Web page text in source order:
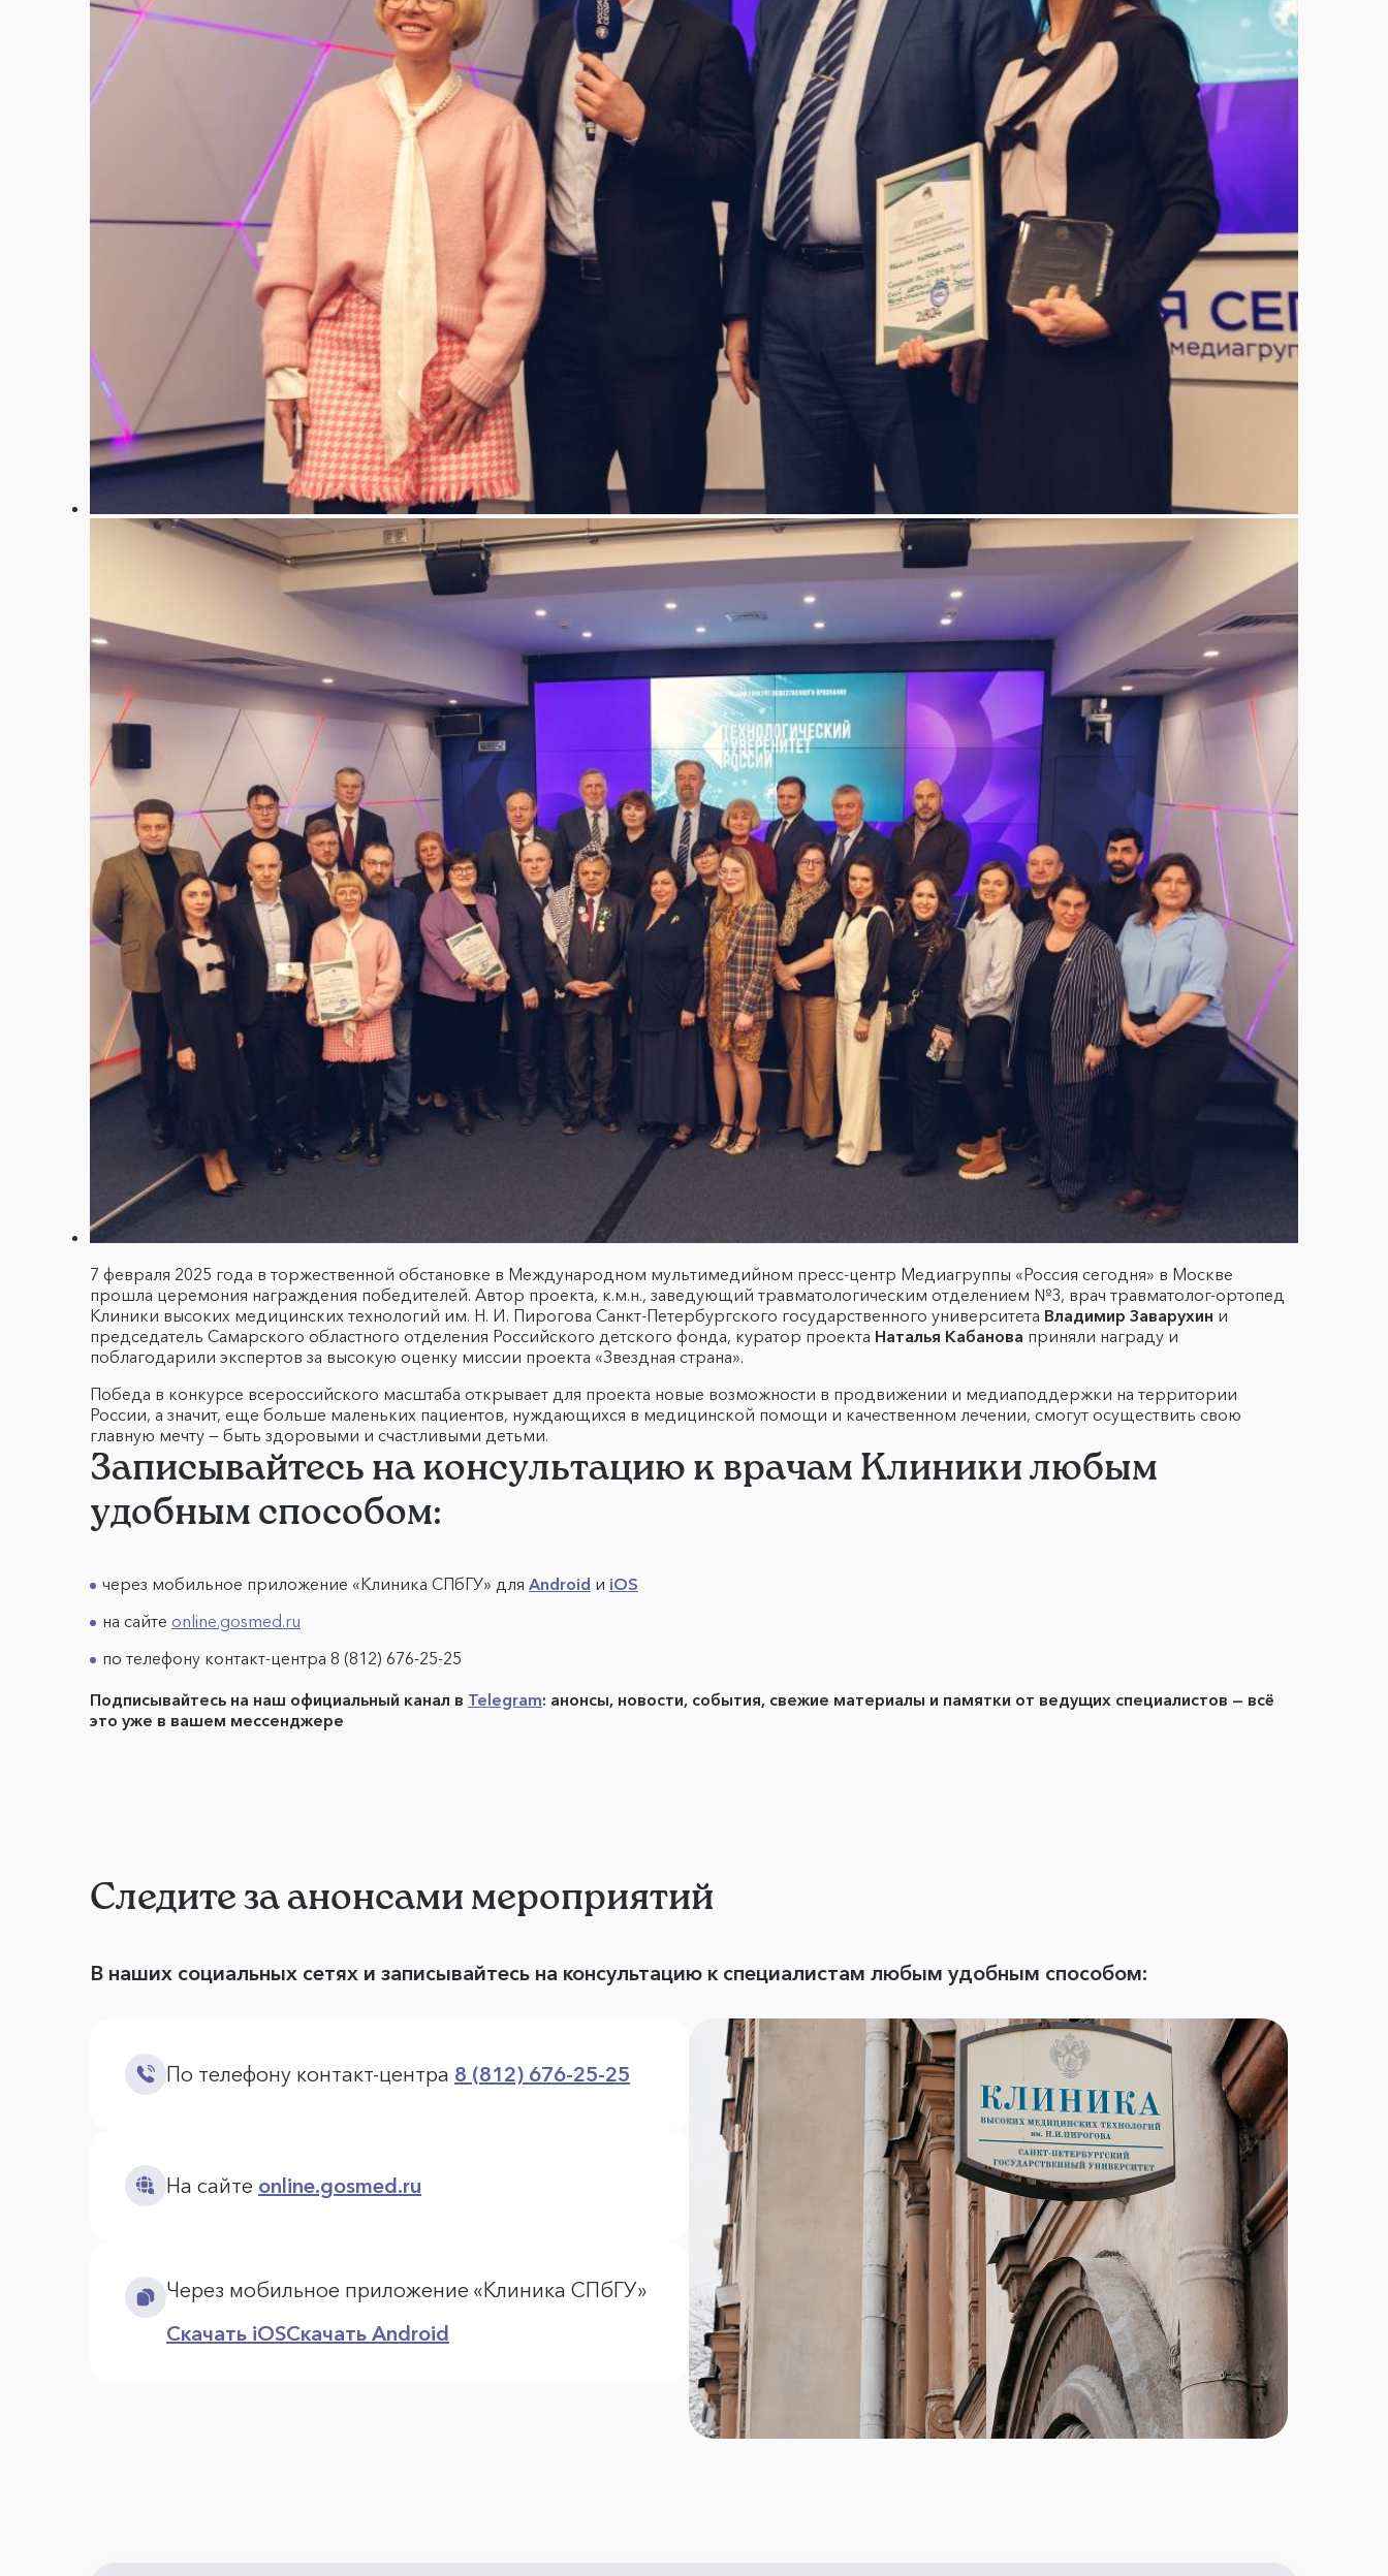
7 февраля 2025 года в торжественной обстановке в Международном мультимедийном пресс-центр Медиагруппы «Россия сегодня» в Москве
прошла церемония награждения победителей. Автор проекта, к.м.н., заведующий травматологическим отделением №3, врач травматолог-ортопед
Клиники высоких медицинских технологий им. Н. И. Пирогова Санкт-Петербургского государственного университета Владимир Заварухин и
председатель Самарского областного отделения Российского детского фонда, куратор проекта Наталья Кабанова приняли награду и
поблагодарили экспертов за высокую оценку миссии проекта «Звездная страна».
Победа в конкурсе всероссийского масштаба открывает для проекта новые возможности в продвижении и медиаподдержки на территории
России, а значит, еще больше маленьких пациентов, нуждающихся в медицинской помощи и качественном лечении, смогут осуществить свою
главную мечту — быть здоровыми и счастливыми детьми.
Записывайтесь на консультацию к врачам Клиники любым
удобным способом:
через мобильное приложение «Клиника СПбГУ» для Android и iOS
на сайте online.gosmed.ru
по телефону контакт-центра 8 (812) 676-25-25
Подписывайтесь на наш официальный канал в Telegram: анонсы, новости, события, свежие материалы и памятки от ведущих специалистов — всё
это уже в вашем мессенджере
Следите за анонсами мероприятий
В наших социальных сетях и записывайтесь на консультацию к специалистам любым удобным способом:
По телефону контакт-центра 8 (812) 676-25-25
На сайте online.gosmed.ru
Через мобильное приложение «Клиника СПбГУ»
Скачать iOSСкачать Android